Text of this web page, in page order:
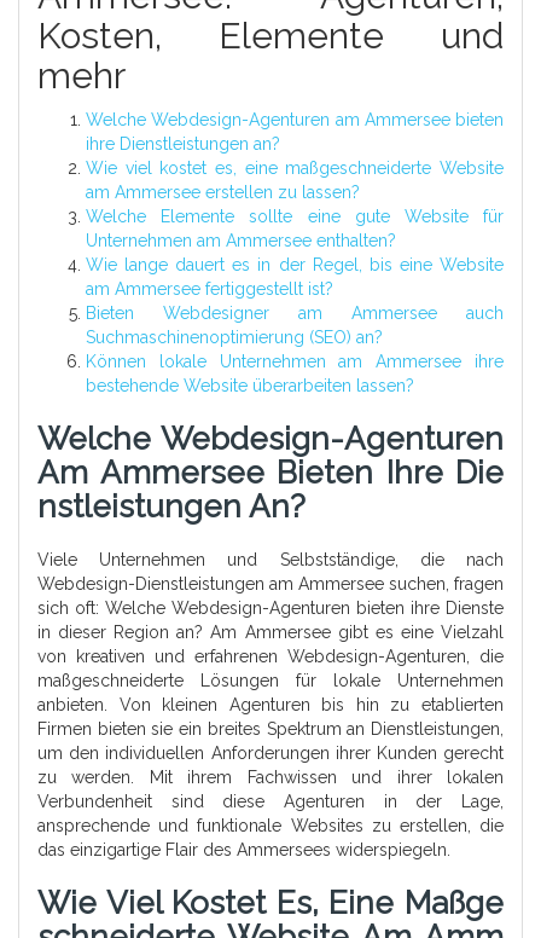
Kosten, Elemente und
mehr
Welche Webdesign-Agenturen am Ammersee bieten
ihre Dienstleistungen an?
Wie viel kostet es, eine maßgeschneiderte Website
am Ammersee erstellen zu lassen?
Welche Elemente sollte eine gute Website für
Unternehmen am Ammersee enthalten?
Wie lange dauert es in der Regel, bis eine Website
am Ammersee fertiggestellt ist?
Bieten Webdesigner am Ammersee auch
Suchmaschinenoptimierung (SEO) an?
Können lokale Unternehmen am Ammersee ihre
bestehende Website überarbeiten lassen?
Welche Webdesign-Agenturen
Am Ammersee Bieten Ihre Die
Nstleistungen An?
Viele Unternehmen und Selbstständige, die nach
Webdesign-Dienstleistungen am Ammersee suchen, fragen
sich oft: Welche Webdesign-Agenturen bieten ihre Dienste
in dieser Region an? Am Ammersee gibt es eine Vielzahl
von kreativen und erfahrenen Webdesign-Agenturen, die
maßgeschneiderte Lösungen für lokale Unternehmen
anbieten. Von kleinen Agenturen bis hin zu etablierten
Firmen bieten sie ein breites Spektrum an Dienstleistungen,
um den individuellen Anforderungen ihrer Kunden gerecht
zu werden. Mit ihrem Fachwissen und ihrer lokalen
Verbundenheit sind diese Agenturen in der Lage,
ansprechende und funktionale Websites zu erstellen, die
das einzigartige Flair des Ammersees widerspiegeln.
Wie Viel Kostet Es, Eine Maßge